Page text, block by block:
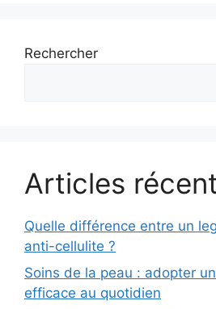
Rechercher
Articles
Quelle différence entre un
anti-cellulite ?
Soins de la peau : adopter
efficace au quotidien